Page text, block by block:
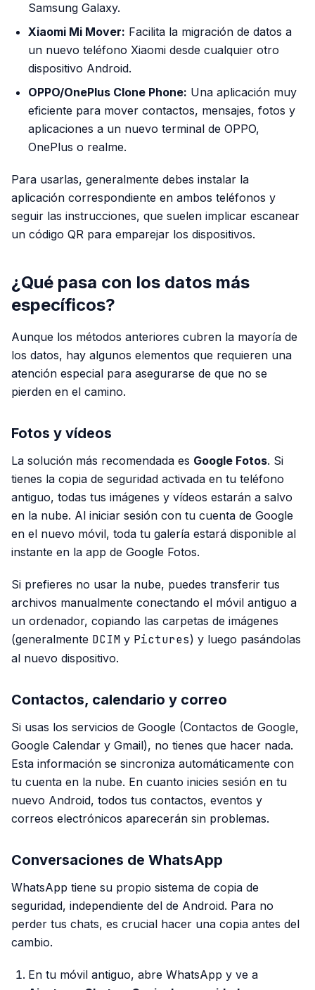
Samsung Galaxy.
Xiaomi Mi Mover: Facilita la migración de datos a
un nuevo teléfono Xiaomi desde cualquier otro
dispositivo Android.
OPPO/OnePlus Clone Phone: Una aplicación muy
eficiente para mover contactos, mensajes, fotos y
aplicaciones a un nuevo terminal de OPPO,
OnePlus o realme.
Para usarlas, generalmente debes instalar la
aplicación correspondiente en ambos teléfonos y
seguir las instrucciones, que suelen implicar escanear
un código QR para emparejar los dispositivos.
¿Qué pasa con los datos más
específicos?
Aunque los métodos anteriores cubren la mayoría de
los datos, hay algunos elementos que requieren una
atención especial para asegurarse de que no se
pierden en el camino.
Fotos y vídeos
La solución más recomendada es Google Fotos. Si
tienes la copia de seguridad activada en tu teléfono
antiguo, todas tus imágenes y vídeos estarán a salvo
en la nube. Al iniciar sesión con tu cuenta de Google
en el nuevo móvil, toda tu galería estará disponible al
instante en la app de Google Fotos.
Si prefieres no usar la nube, puedes transferir tus
archivos manualmente conectando el móvil antiguo a
un ordenador, copiando las carpetas de imágenes
(generalmente DCIM y Pictures) y luego pasándolas
al nuevo dispositivo.
Contactos, calendario y correo
Si usas los servicios de Google (Contactos de Google,
Google Calendar y Gmail), no tienes que hacer nada.
Esta información se sincroniza automáticamente con
tu cuenta en la nube. En cuanto inicies sesión en tu
nuevo Android, todos tus contactos, eventos y
correos electrónicos aparecerán sin problemas.
Conversaciones de WhatsApp
WhatsApp tiene su propio sistema de copia de
seguridad, independiente del de Android. Para no
perder tus chats, es crucial hacer una copia antes del
cambio.
En tu móvil antiguo, abre WhatsApp y ve a